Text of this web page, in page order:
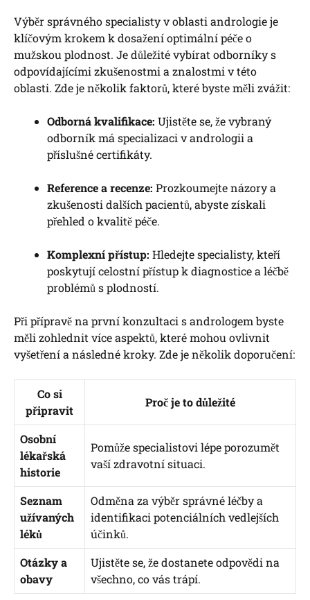
Výběr správného specialisty v oblasti andrologie je
klíčovým krokem k dosažení optimální péče o
mužskou plodnost. Je důležité vybírat odborníky s
odpovídajícími zkušenostmi a znalostmi v této
oblasti. Zde je několik faktorů, které byste měli zvážit:
Odborná kvalifikace: Ujistěte se, že vybraný
odborník má specializaci v andrologii a
příslušné certifikáty.
Reference a recenze: Prozkoumejte názory a
zkušenosti dalších pacientů, abyste získali
přehled o kvalitě péče.
Komplexní přístup: Hledejte specialisty, kteří
poskytují celostní přístup k diagnostice a léčbě
problémů s plodností.
Při přípravě na první konzultaci s andrologem byste
měli zohlednit více aspektů, které mohou ovlivnit
vyšetření a následné kroky. Zde je několik doporučení:
Co si
připravit
Proč je to důležité
Osobní
lékařská
historie
Pomůže specialistovi lépe porozumět
vaší zdravotní situaci.
Seznam
užívaných
léků
Odměna za výběr správné léčby a
identifikaci potenciálních vedlejších
účinků.
Otázky a
obavy
Ujistěte se, že dostanete odpovědi na
všechno, co vás trápí.